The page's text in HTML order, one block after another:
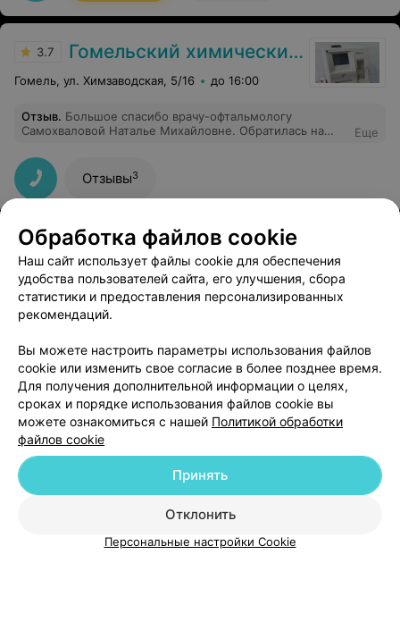
3.7 Гомельский химический завод
Гомель, ул. Химзаводская, 5/16 до 16:00
Отзыв. Большое спасибо врачу-офтальмологу
Самохваловой Наталье Михайловне. Обратилась на
вопросы.
Еще
Отзывы3
Детская поликлиника филиал №1
Гомель, ул. Сосновая, 22 до 20:00
Добавить компанию
Обработка файлов cookie
Наш сайт использует файлы cookie для обеспечения
удобства пользователей сайта, его улучшения, сбора
статистики и предоставления персонализированных
рекомендаций.
Вы можете настроить параметры использования файлов
cookie или изменить свое согласие в более позднее время.
Для получения дополнительной информации о целях,
сроках и порядке использования файлов cookie вы
можете ознакомиться с нашей Политикой обработки
файлов cookie
Отклонить
Принять
Персональные настройки Cookie